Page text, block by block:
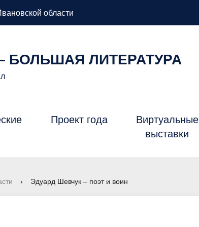
области
ЛИТЕРАТУРА
Проект года
Виртуальные
выставки
› Эдуард Шевчук – поэт и воин